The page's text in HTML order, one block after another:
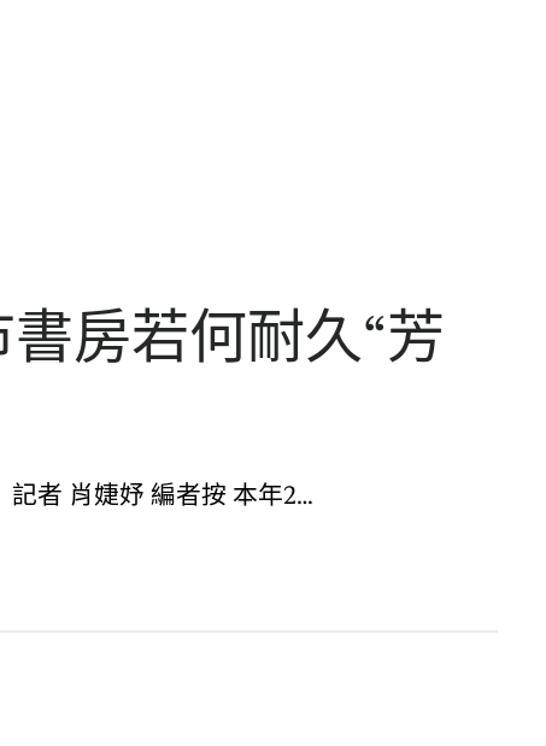
房若何耐久“芳
者 肖婕妤 編者按 本年2…